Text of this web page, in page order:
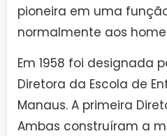
pioneira em uma
normalmente aos
Em 1958 foi designada
Diretora da Escola de
Manaus. A primeira
Ambas construíram a